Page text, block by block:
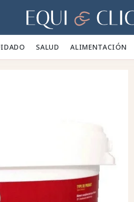
Hogar
🪮 SALUD ✨ALIMENTACIÓN 🥕